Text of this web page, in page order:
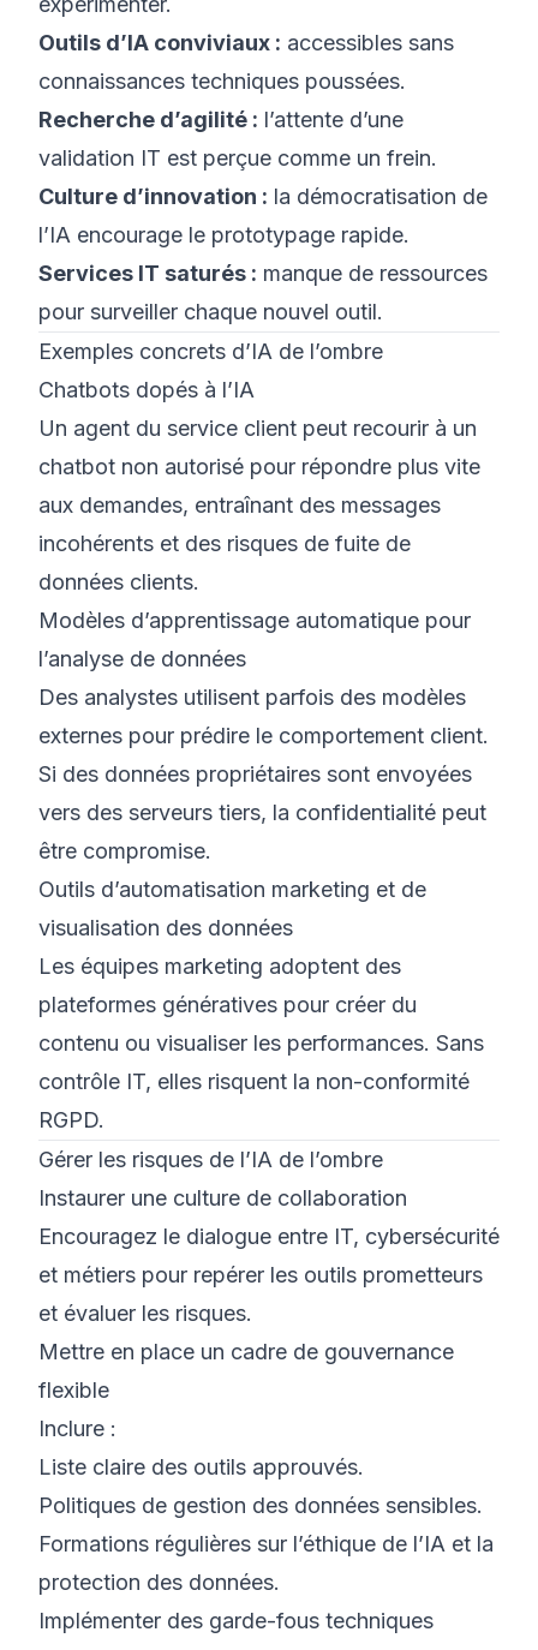
Outils d’IA conviviaux : accessibles sans
connaissances techniques poussées.
Recherche d’agilité : l’attente d’une
validation IT est perçue comme un frein.
Culture d’innovation : la démocratisation de
l’IA encourage le prototypage rapide.
Services IT saturés : manque de ressources
pour surveiller chaque nouvel outil.
Exemples concrets d’IA de l’ombre
Chatbots dopés à l’IA
Un agent du service client peut recourir à un
chatbot non autorisé pour répondre plus vite
aux demandes, entraînant des messages
incohérents et des risques de fuite de
données clients.
Modèles d’apprentissage automatique pour
l’analyse de données
Des analystes utilisent parfois des modèles
externes pour prédire le comportement client.
Si des données propriétaires sont envoyées
vers des serveurs tiers, la confidentialité peut
être compromise.
Outils d’automatisation marketing et de
visualisation des données
Les équipes marketing adoptent des
plateformes génératives pour créer du
contenu ou visualiser les performances. Sans
contrôle IT, elles risquent la non-conformité
RGPD.
Gérer les risques de l’IA de l’ombre
Instaurer une culture de collaboration
Encouragez le dialogue entre IT, cybersécurité
et métiers pour repérer les outils prometteurs
et évaluer les risques.
Mettre en place un cadre de gouvernance
flexible
Inclure :
Liste claire des outils approuvés.
Politiques de gestion des données sensibles.
Formations régulières sur l’éthique de l’IA et la
protection des données.
Implémenter des garde-fous techniques